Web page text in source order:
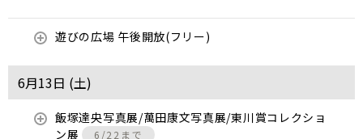
遊びの広場 午後開放(フリー)
6月13日 (土)
飯塚達央写真展/萬田康文写真展/東川賞コレクショ
ン展
6/22まで